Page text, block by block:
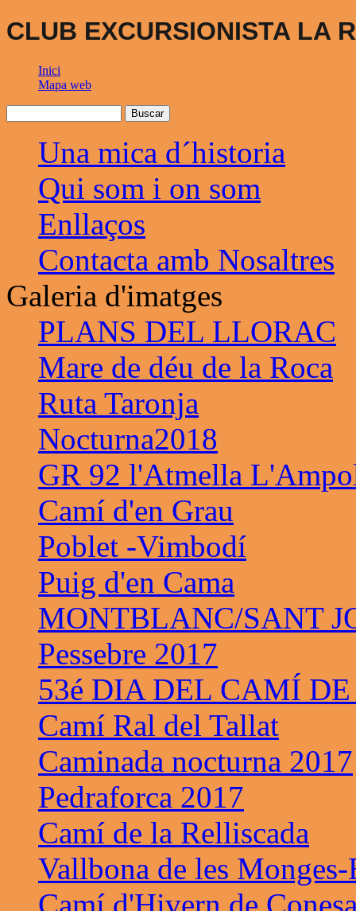
CLUB EXCURSIONISTA LA
Inici
Mapa web
Una mica d´historia
Qui som i on som
Enllaços
Contacta amb Nosaltres
Galeria d'imatges
PLANS DEL LLORAC
Mare de déu de la Roca
Ruta Taronja
Nocturna2018
GR 92 l'Atmella
Camí d'en Grau
Poblet -Vimbodí
Puig d'en Cama
MONTBLANC/SANT
Pessebre 2017
53é DIA DEL CAMÍ
Camí Ral del Tallat
Caminada nocturna 2017
Pedraforca 2017
Camí de la Relliscada
Vallbona de les
Camí d'Hivern de